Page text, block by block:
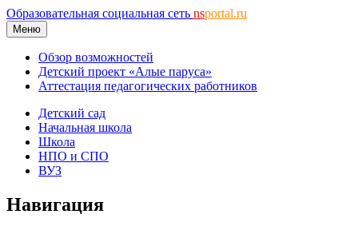
Образовательная социальная сеть nsportal.ru
Меню
Обзор возможностей
Детский проект «Алые паруса»
Аттестация педагогических работников
Детский сад
Начальная школа
Школа
НПО и СПО
ВУЗ
Навигация